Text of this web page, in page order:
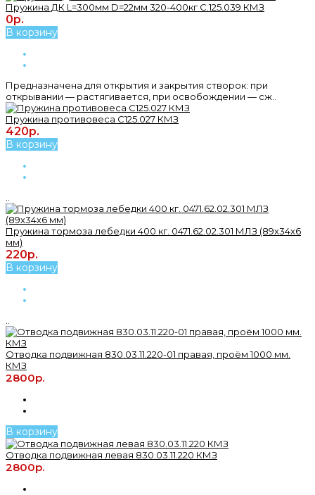
Пружина ДК L=300мм D=22мм 320-400кг С.125.039 КМЗ
0р.
В корзину
Предназначена для открытия и закрытия створок: при
открывании — растягивается, при освобождении — сж..
Пружина противовеса С125.027 КМЗ
420р.
В корзину
Пружина тормоза лебедки 400 кг. 0471.62.02.301 МЛЗ (89х34х6
мм)
220р.
В корзину
Отводка подвижная 830.03.11.220-01 правая, проём 1000 мм.
КМЗ
2800р.
В корзину
Отводка подвижная левая 830.03.11.220 КМЗ
2800р.